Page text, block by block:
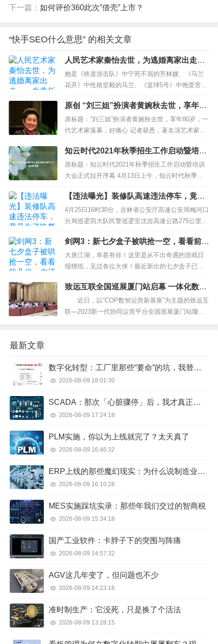
下一篇： 如何评价360此次”借壳”上市？
“快手SEO什么意思” 的相关文章
人民艺术家秦怡去世，为逃婚离家出走，
一生曲折离奇，享年100岁
她是《铁道游击队》中宁死不屈的芳林嫂、《马兰
花开》中性格坚毅的马兰、《篮球5号》中饱受苦难
的篮球运动员林洁……这一个个在荧幕中坚毅美丽
的女性角色都是由同一个人演绎，她就是人民艺术
家秦怡。5月9日凌晨，秦怡在上海病逝，享年100
岁。大多数年轻人对这位满头银发的老艺术家可能
有些陌生，但对于父辈甚至更老的...
原创 “刘三姐”扮演者黄婉秋去世，享年80
岁，一代艺术家落幕，好痛心
原标题：“刘三姐”扮演者黄婉秋去世，享年80岁，一
代艺术家落幕，好痛心 记者获悉，著名演艺术家、
电影《刘三姐》中“刘三姐”的扮演者黄婉秋， 于4日
凌晨3时16分， 在桂林医院重症监护室因抢救治疗
无效逝世，享年80岁。 在2月19日她发出...
知云时代2021年秋季招生工作启动暨培训
大会正式拉开序幕
原标题：知云时代2021年秋季招生工作启动暨培训
大会正式拉开序幕 4月13日上午，知云时代秋季招
生工作启动暨培训大会在浙江杭州正式拉开序幕。
本次会议特邀请安恒信息副总裁、安恒网络空间安
全学院副院长吴鸣旦和贝塔斯曼传媒集团前人力资
源总监侯震两位嘉宾参加，知云时代总裁郭玉峰...
【违法曝光】装修队高速违法停车，竟是
为了晚餐加个菜！|春季守护行动
4月25日16时30分，吉林省公安厅高速公安局梅河口
分局巡逻四大队民警巡逻至沈吉高速公路275公里处
时，发现一辆小型面包车停在高速公路应急车道，
既没有开启双闪，也没有摆放三角架。民警立即将
巡逻车停在后方做好安全防护及警示，随即上前查
看情况，但发现车内并没有人！同时，民警发现在
面...
剑网3：新七夕盒子被哄抢一空，看看前几
代，你还爱它吗？
大唐江湖，幸甚有你！这里是从不出奇遇的游戏日
报狸纸，见过各位大侠！最近新出的七夕盒子已经
在上架后一秒内被热情的玩家们哄抢一空了，不知
道大侠们有没有参与这次的抢盒子活动呢？ 如果大
侠对这个盒子还处于犹豫不决、没有下手的话，那
就先听狸纸讲一讲...
致远互联全国巡展厦门站启幕 一体化数字
平台为高质量发展添动力
近日，以“COP数智运营新基座”为主题的致远互
联—2023新一代协同运营平台全国巡展厦门站隆重
临数字化升级的重点产业和行业客户带来一体化数
字平台、解决方...
最新文章
数字化转型：工厂里那些“要命”的坑，我替你踩过了
2026-08-09 18:01:30
SCADA：那次「心脏骤停」后，我才真正搞懂监控系统
2026-08-09 17:24:18
PLM实施，你以为上线就完了？太天真了
2026-08-09 16:46:32
ERP上线的那些魔幻现实：为什么说制造业选型就像找对象？
2026-08-09 16:10:26
MES实施踩坑实录：那些年我们交过的智商税
2026-08-09 15:34:18
国产工业软件：卡脖子下的突围与阵痛
2026-08-09 14:57:32
AGV这几年变了，但问题也不少
2026-08-09 14:23:16
准时制生产：它没死，只是换了个活法
2026-08-09 13:28:15